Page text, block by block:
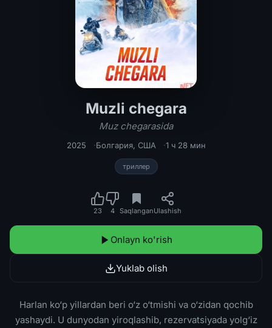
Muzli chegara
Muzli chegara / Muz chegarasida
Muz chegarasida
2025 Болгария, США 1 ч 28 мин
триллер
23 4 SaqlanganUlashish
Onlayn ko'rish
Yuklab olish
Harlan ko‘p yillardan beri o‘z o‘tmishi va o‘zidan qochib
yashaydi. U dunyodan yiroqlashib, rezervatsiyada yolg‘iz